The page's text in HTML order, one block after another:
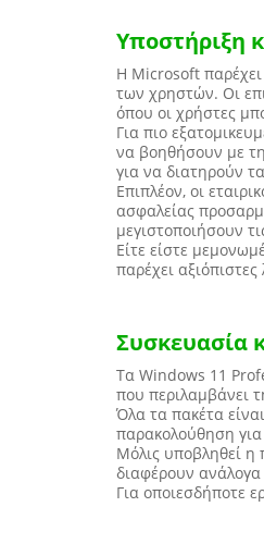
Υποστήριξη
Η Microsoft παρέχει
των χρηστών. Οι
όπου οι χρήστες
Για πιο
να βοηθήσουν με
για να διατηρούν
Επιπλέον, οι
ασφαλείας
μεγιστοποιήσουν
Είτε είστε
παρέχει
Συσκευασία
Τα Windows 11
που περιλαμβάνει
Όλα τα πακέτα
παρακολούθηση
Μόλις υποβληθεί η
διαφέρουν
Για οποιεσδήποτε